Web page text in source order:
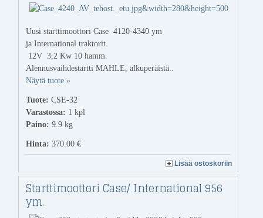
Uusi starttimoottori Case 4120-4340 ym
ja International traktorit
12V 3,2 Kw 10 hamm.
Alennusvaihdestartti MAHLE, alkuperäistä..
Näytä tuote »
Tuote: CSE-32
Varastossa: 1 kpl
Paino: 9.9 kg
Hinta: 370.00 €
Lisää ostoskoriin
Starttimoottori Case/ International 956
ym.